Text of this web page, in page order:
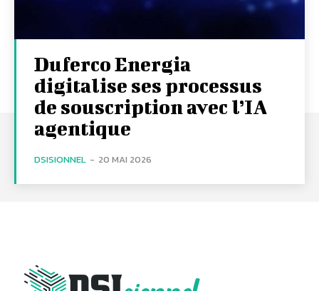
Duferco Energia
digitalise ses processus
de souscription avec l’IA
agentique
DSISIONNEL - 20 MAI 2026